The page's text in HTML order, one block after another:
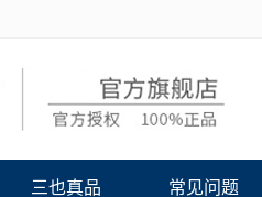
三也真品 常见问题